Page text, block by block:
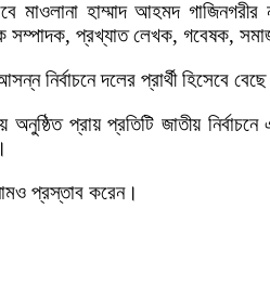
মাওলানা হাম্মাদ আহমদ
সম্পাদক, প্রখ্যাত লেখক, গবেষক,
নির্বাচনে দলের প্রার্থী হিসেবে
প্রায় প্রতিটি জাতীয়
প্রস্তাব করেন।